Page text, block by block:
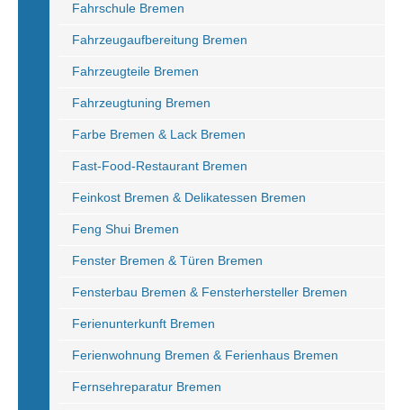
Fahrschule Bremen
Fahrzeugaufbereitung Bremen
Fahrzeugteile Bremen
Fahrzeugtuning Bremen
Farbe Bremen & Lack Bremen
Fast-Food-Restaurant Bremen
Feinkost Bremen & Delikatessen Bremen
Feng Shui Bremen
Fenster Bremen & Türen Bremen
Fensterbau Bremen & Fensterhersteller Bremen
Ferienunterkunft Bremen
Ferienwohnung Bremen & Ferienhaus Bremen
Fernsehreparatur Bremen